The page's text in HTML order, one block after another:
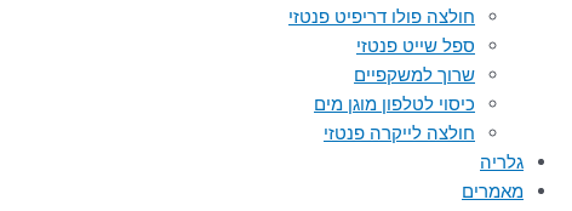
חולצה פולו דריפיט פנטזי
ספל שייט פנטזי
שרוך למשקפיים
כיסוי לטלפון מוגן מים
חולצה לייקרה פנטזי
גלריה
מאמרים